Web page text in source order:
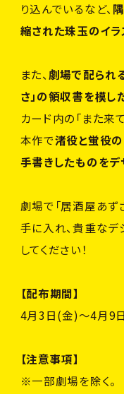
り込んでいるなど、
縮された珠玉のイラ
また、劇場で配られ
さ」の領収書を模し
カード内の「また来
本作で渚役と蛍役
手書きしたものをデ
劇場で「居酒屋あず
手に入れ、貴重なデ
してください！
【配布期間】
4月3日(金)～4月9
【注意事項】
※一部劇場を除く。